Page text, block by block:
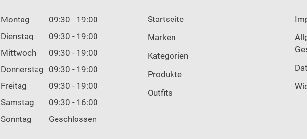
Montag
09:30 - 19:00
Dienstag
09:30 - 19:00
Mittwoch
09:30 - 19:00
Donnerstag 09:30 - 19:00
Freitag
09:30 - 19:00
Samstag
09:30 - 16:00
Sonntag
Geschlossen
Startseite
Marken
Kategorien
Produkte
Outfits